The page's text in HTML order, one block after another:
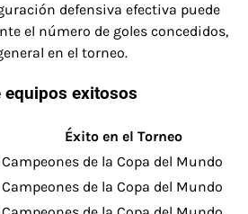
defensiva efectiva puede
el número de goles concedidos,
en el torneo.
equipos exitosos
Éxito en el Torneo
Campeones de la Copa del Mundo
Campeones de la Copa del Mundo